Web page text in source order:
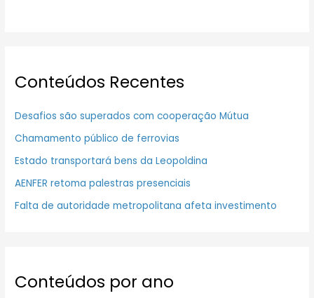
Conteúdos Recentes
Desafios são superados com cooperação Mútua
Chamamento público de ferrovias
Estado transportará bens da Leopoldina
AENFER retoma palestras presenciais
Falta de autoridade metropolitana afeta investimento
Conteúdos por ano